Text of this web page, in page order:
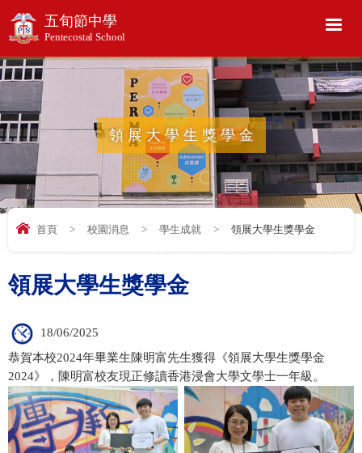
五旬節中學
Pentecostal School
領展大學生獎學金
首頁 > 校園消息 > 學生成就 > 領展大學生獎學金
領展大學生獎學金
18/06/2025
恭賀本校2024年畢業生陳明富先生獲得《領展大學生獎學金
2024》，陳明富校友現正修讀香港浸會大學文學士一年級。